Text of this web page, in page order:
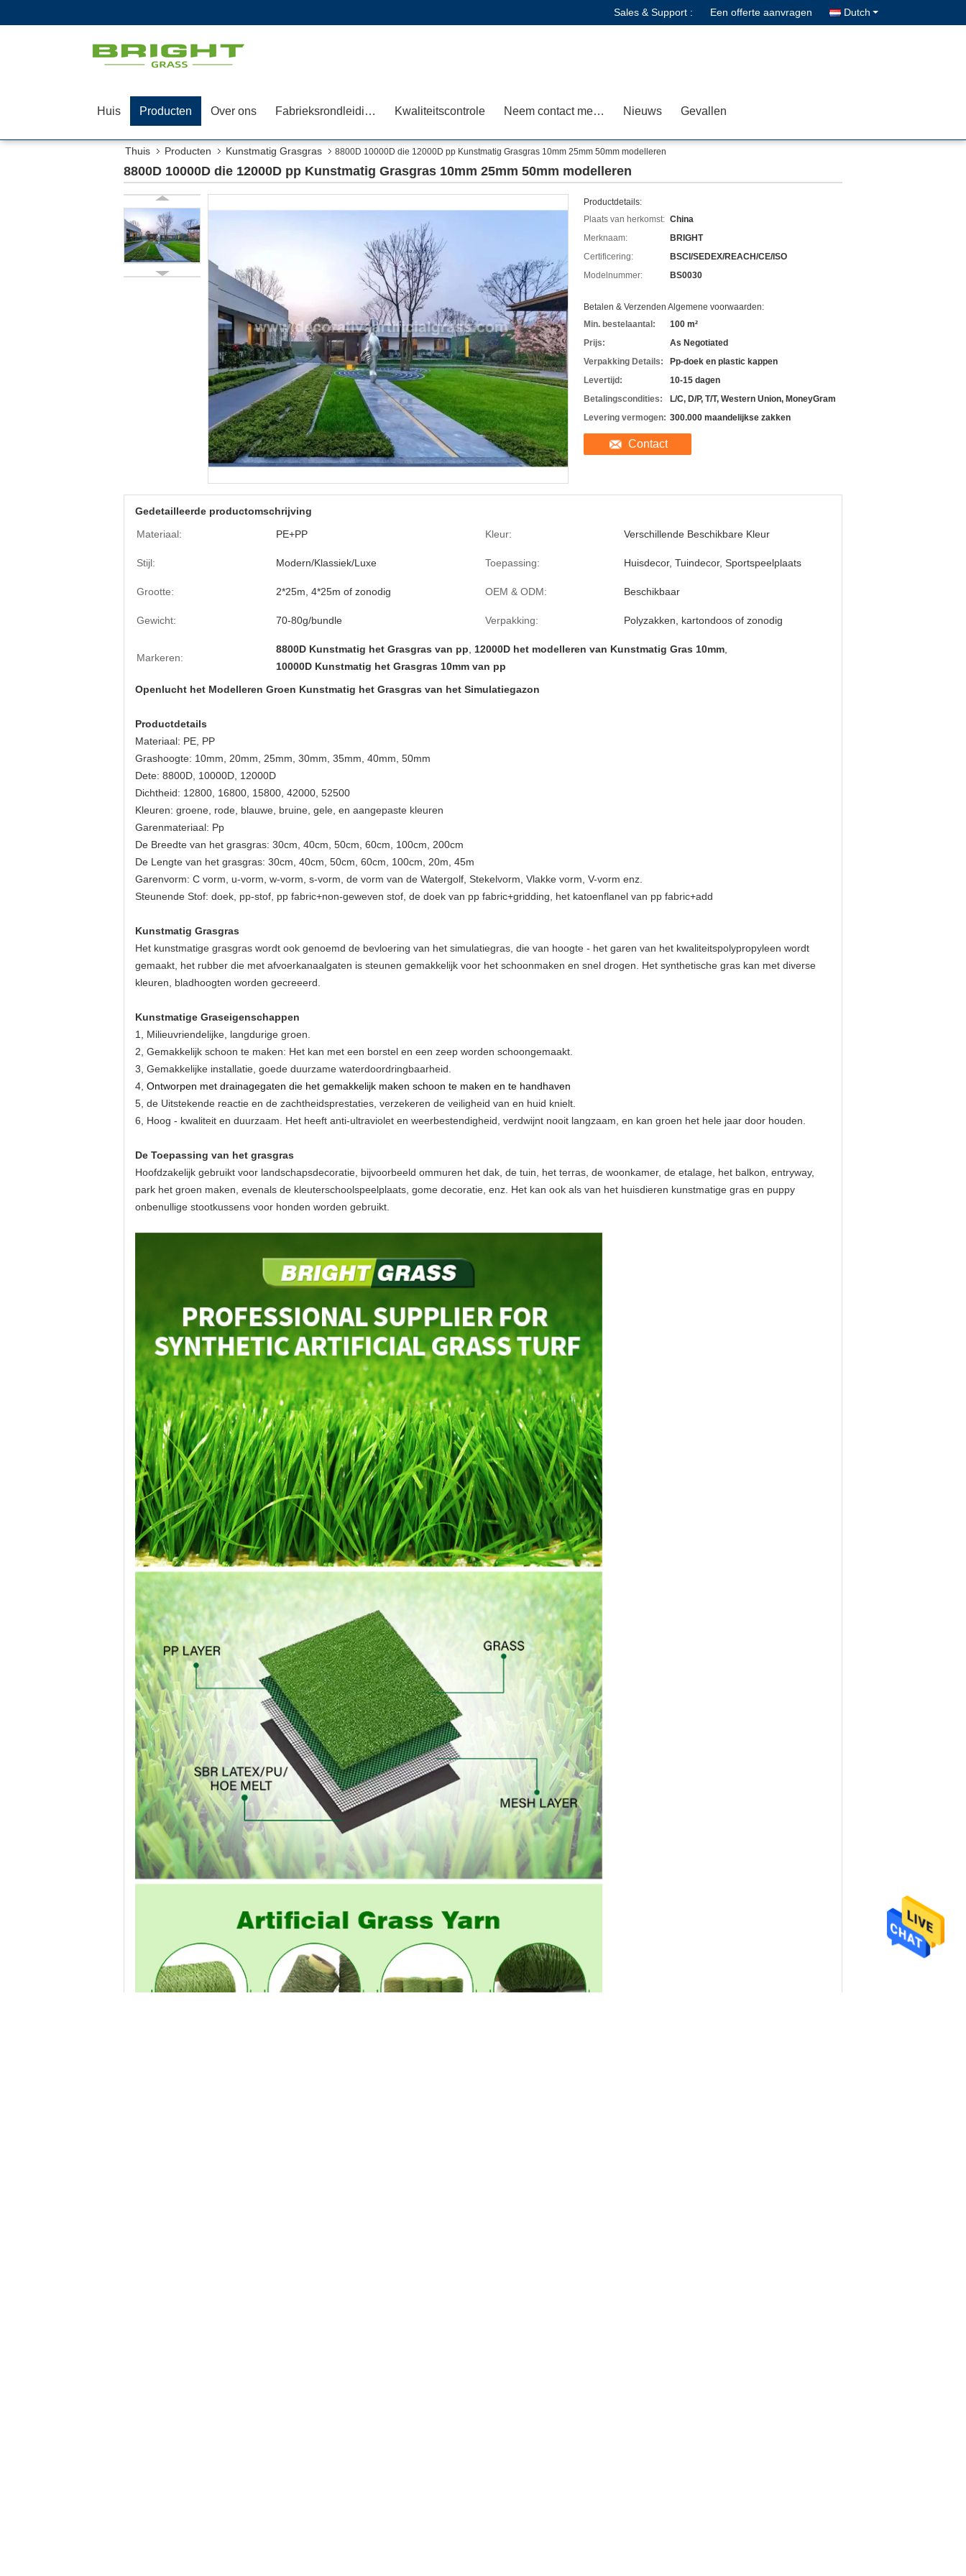
Sales & Support : Een offerte aanvragen Dutch
Huis Producten Over ons Fabrieksrondleiding Kwaliteitscontrole Neem contact met ons op Nieuws Gevallen
Thuis Producten Kunstmatig Grasgras 8800D 10000D die 12000D pp Kunstmatig Grasgras 10mm 25mm 50mm modelleren
8800D 10000D die 12000D pp Kunstmatig Grasgras 10mm 25mm 50mm modelleren
Productdetails:
Plaats van herkomst: China
Merknaam:
BRIGHT
Certificering:
BSCI/SEDEX/REACH/CE/ISO
Modelnummer:
BS0030
Betalen & Verzenden Algemene voorwaarden:
Min. bestelaantal:
100 m²
Prijs:
As Negotiated
Verpakking Details:
Pp-doek en plastic kappen
Levertijd:
10-15 dagen
Betalingscondities:
L/C, D/P, T/T, Western Union, MoneyGram
Levering vermogen: 300.000 maandelijkse zakken
Contact
Gedetailleerde productomschrijving
Materiaal:
PE+PP Kleur: Verschillende Beschikbare Kleur
Stijl: Modern/Klassiek/Luxe Toepassing: Huisdecor, Tuindecor, Sportspeelplaats
Grootte: 2*25m, 4*25m of zonodig OEM & ODM: Beschikbaar
Gewicht: 70-80g/bundle Verpakking: Polyzakken, kartondoos of zonodig
Markeren:
8800D Kunstmatig het Grasgras van pp 12000D het modelleren van Kunstmatig Gras 10mm
10000D Kunstmatig het Grasgras 10mm van pp
Openlucht het Modelleren Groen Kunstmatig het Grasgras van het Simulatiegazon
Productdetails
Materiaal: PE, PP
Grashoogte: 10mm, 20mm, 25mm, 30mm, 35mm, 40mm, 50mm
Dete: 8800D, 10000D, 12000D
Dichtheid: 12800, 16800, 15800, 42000, 52500
Kleuren: groene, rode, blauwe, bruine, gele, en aangepaste kleuren
Garenmateriaal: Pp
De Breedte van het grasgras: 30cm, 40cm, 50cm, 60cm, 100cm, 200cm
De Lengte van het grasgras: 30cm, 40cm, 50cm, 60cm, 100cm, 20m, 45m
Garenvorm: C vorm, u-vorm, w-vorm, s-vorm, de vorm van de Watergolf, Stekelvorm, Vlakke vorm, V-vorm enz.
Steunende Stof: doek, pp-stof, pp fabric+non-geweven stof, de doek van pp fabric+gridding, het katoenflanel van pp fabric+add
Kunstmatig Grasgras
Het kunstmatige grasgras wordt ook genoemd de bevloering van het simulatiegras, die van hoogte - het garen van het kwaliteitspolypropyleen wordt
gemaakt, het rubber die met afvoerkanaalgaten is steunen gemakkelijk voor het schoonmaken en snel drogen. Het synthetische gras kan met diverse
kleuren, bladhoogten worden gecreeerd.
Kunstmatige Graseigenschappen
1, Milieuvriendelijke, langdurige groen.
2, Gemakkelijk schoon te maken: Het kan met een borstel en een zeep worden schoongemaakt.
3, Gemakkelijke installatie, goede duurzame waterdoordringbaarheid.
4, Ontworpen met drainagegaten die het gemakkelijk maken schoon te maken en te handhaven
5, de Uitstekende reactie en de zachtheidsprestaties, verzekeren de veiligheid van en huid knielt.
6, Hoog - kwaliteit en duurzaam. Het heeft anti-ultraviolet en weerbestendigheid, verdwijnt nooit langzaam, en kan groen het hele jaar door houden.
De Toepassing van het grasgras
Hoofdzakelijk gebruikt voor landschapsdecoratie, bijvoorbeeld ommuren het dak, de tuin, het terras, de woonkamer, de etalage, het balkon, entryway,
park het groen maken, evenals de kleuterschoolspeelplaats, gome decoratie, enz. Het kan ook als van het huisdieren kunstmatige gras en puppy
onbenullige stootkussens voor honden worden gebruikt.